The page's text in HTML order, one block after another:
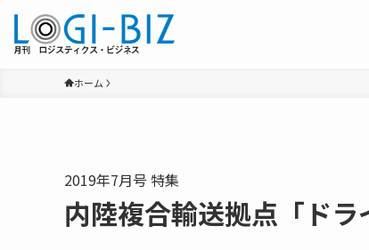
ホーム
2019年7月号 特集
内陸複合輸送拠点「ド